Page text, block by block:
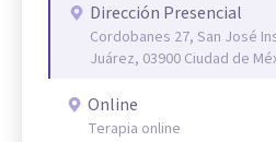
Dirección Presencial
Cordobanes 27, San José
Juárez, 03900 Ciudad de
Online
Terapia online